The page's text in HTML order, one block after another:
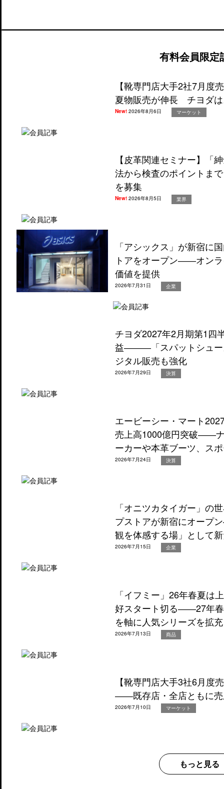
有料会員限定
【靴専門店大手2社7月度
夏物販売が伸長 チヨダ
New!2026年8月6日 マーケット
【皮革関連セミナー】「
法から検査のポイントま
を募集
New!2026年8月5日 業界
「アシックス」が新宿に
トアをオープン――オン
価値を提供
2026年7月31日 企業
チヨダ2027年2月期第1四
益―――「スパットシュー
ジタル販売も強化
2026年7月29日 決算
エービーシー・マート
売上高1000億円突破――
ーカーや本革ブーツ、ス
2026年7月24日 決算
「オニツカタイガー」の
プストアが新宿にオープ
観を体感する場」として
2026年7月15日 企業
「イフミー」26年春夏は
好スタート切る――27年
を軸に人気シリーズを拡充
2026年7月13日 商品
【靴専門店大手3社6月度
――既存店・全店ともに売
2026年7月10日 マーケット
もっと見る